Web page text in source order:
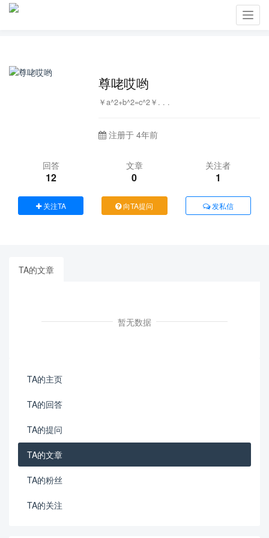
尊咾哎哟
￥a^2+b^2=c^2￥. . .
注册于 4年前
回答
12
文章
0
关注者
1
关注TA 向TA提问 发私信
TA的文章
暂无数据
TA的主页
TA的回答
TA的提问
TA的文章
TA的粉丝
TA的关注